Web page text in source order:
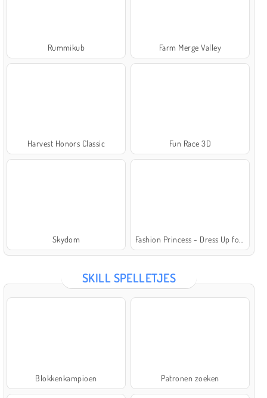
Rummikub Farm Merge Valley
Harvest Honors Classic Fun Race 3D
Skydom Fashion Princess - Dress Up for Girls
SKILL SPELLETJES
Blokkenkampioen Patronen zoeken